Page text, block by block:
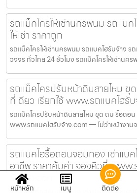
รถแม็คโครให้เช่านครพนม รถแบค
ให้เช่า ราคาถูก
รถแม็คโครให้เช่านครพนม รถแบคโฮรับจ้าง ร
วงจร ทั่วไทย 24 ชั่วโมง รถแม็คโครให้เช่านค
รถแม็คโครปรับหน้าดินสายไหม ขุ
ที่เดียว เรียกใช้ www.รถแบคโฮรั
รถแม็คโครปรับหน้าดินสายไหม ขุด ถม รื้อถอน
www.รถแบคโฮรับจ้าง.com — ไม่ว่าหน้างาน
รถแบคโฮรื้อถอนจอมทอง เช่าแบ
อาชีพ ราคาคุ้มค่า จองคิวที่ www.
รับจ้าง.com
หน้าหลัก เมนู ติดต่อ